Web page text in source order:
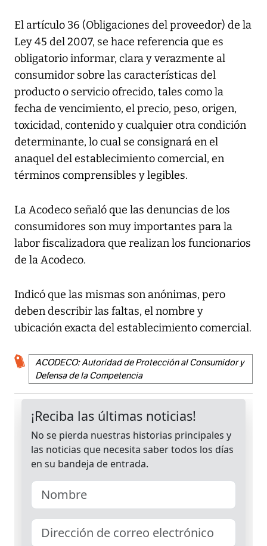
El artículo 36 (Obligaciones del proveedor) de la
Ley 45 del 2007, se hace referencia que es
obligatorio informar, clara y verazmente al
consumidor sobre las características del
producto o servicio ofrecido, tales como la
fecha de vencimiento, el precio, peso, origen,
toxicidad, contenido y cualquier otra condición
determinante, lo cual se consignará en el
anaquel del establecimiento comercial, en
términos comprensibles y legibles.
La Acodeco señaló que las denuncias de los
consumidores son muy importantes para la
labor fiscalizadora que realizan los funcionarios
de la Acodeco.
Indicó que las mismas son anónimas, pero
deben describir las faltas, el nombre y
ubicación exacta del establecimiento comercial.
ACODECO: Autoridad de Protección al Consumidor y
Defensa de la Competencia